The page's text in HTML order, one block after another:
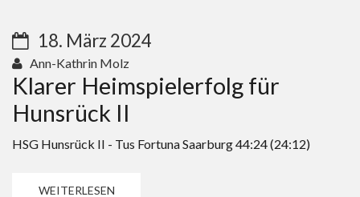
18. März 2024
Ann-Kathrin Molz
Klarer Heimspielerfolg für
Hunsrück II
HSG Hunsrück II - Tus Fortuna Saarburg 44:24 (24:12)
WEITERLESEN